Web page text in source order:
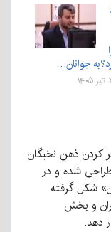
جوانان…
کردن ذهن نخبگان
شده و در
شکل گرفته
و بخش
دهد.